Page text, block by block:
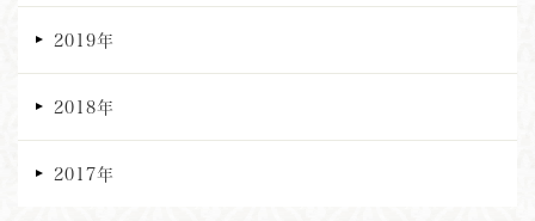
2019年
2018年
2017年